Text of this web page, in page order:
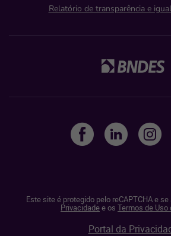
Relatório de transparência e
Este site é protegido pelo reCAPTCHA e
Privacidadee os Termos de Uso
Portal da